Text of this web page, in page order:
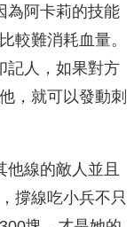
為阿卡莉的技能
較難消耗血量。
記人，如果對方
，就可以發動刺
線的敵人並且
撐線吃小兵不只